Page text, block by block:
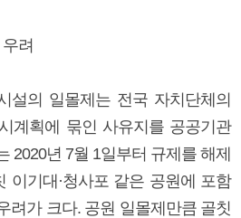
려
설의 일몰제는 전국 자치단체의
계획에 묶인 사유지를 공공기관
2020년 7월 1일부터 규제를 해제
이기대·청사포 같은 공원에 포함
려가 크다. 공원 일몰제만큼 골칫